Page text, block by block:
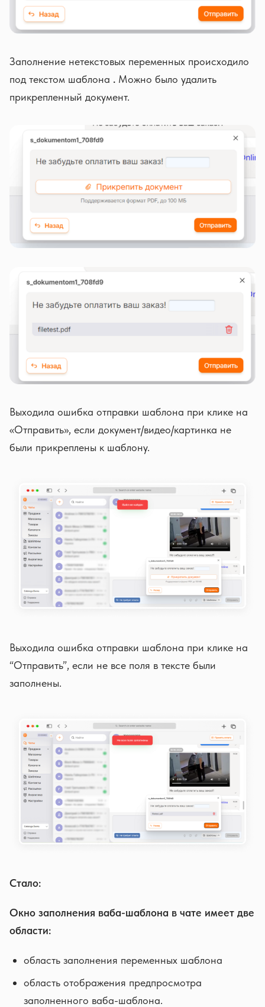
Заполнение нетекстовых переменных происходило
под текстом шаблона . Можно было удалить
прикрепленный документ.
Выходила ошибка отправки шаблона при клике на
«Отправить», если документ/видео/картинка не
были прикреплены к шаблону.
Выходила ошибка отправки шаблона при клике на
“Отправить”, если не все поля в тексте были
заполнены.
Стало:
Окно заполнения ваба-шаблона в чате имеет две
области:
область заполнения переменных шаблона
область отображения предпросмотра
заполненного ваба-шаблона.